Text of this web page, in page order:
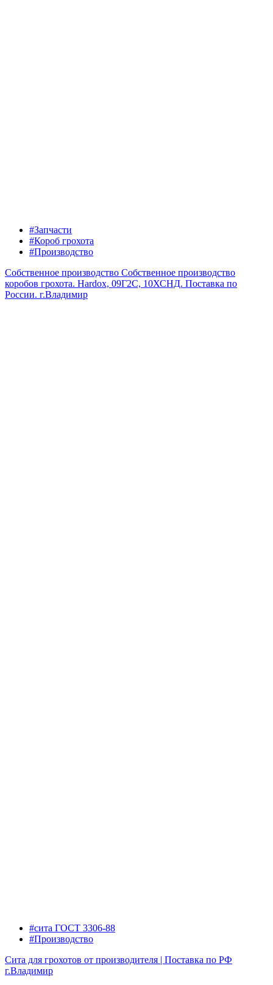
#Запчасти
#Короб грохота
#Производство
Собственное производство Собственное производство
коробов грохота. Hardox, 09Г2С, 10ХСНД. Поставка по
России. г.Владимир
#сита ГОСТ 3306-88
#Производство
Сита для грохотов от производителя | Поставка по РФ
г.Владимир